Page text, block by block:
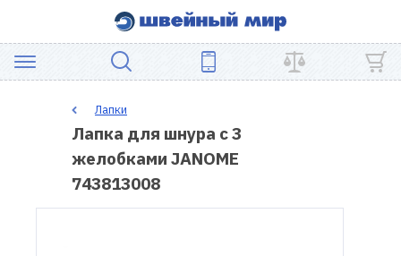
ШВЕЙНОЕ
ОБОРУДОВАНИЕ
ЗАПЧАСТИ
Лапки
Лапка для шнура с 3
желобками JANOME
743813008